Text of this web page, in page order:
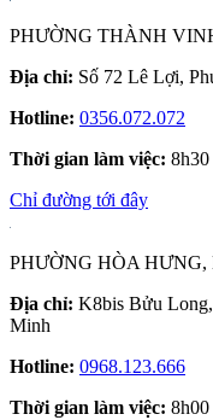
PHƯỜNG THÀNH
Địa chỉ: Số 72 Lê Lợi,
Hotline: 0356.072.072
Thời gian làm việc: 8h30
Chỉ đường tới đây
PHƯỜNG HÒA
Địa chỉ: K8bis Bửu
Minh
Hotline: 0968.123.666
Thời gian làm việc: 8h00